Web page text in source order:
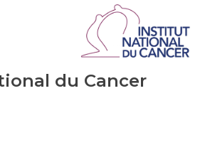
du Cancer